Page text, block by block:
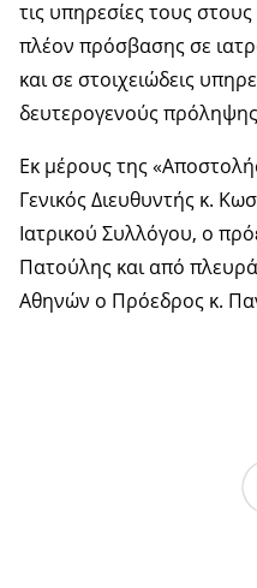
τις υπηρεσίες τους
πλέον πρόσβασης σε
και σε στοιχειώδεις
δευτερογενούς
Εκ μέρους της
Γενικός Διευθυντής κ.
Ιατρικού Συλλόγου, ο
Πατούλης και από
Αθηνών ο Πρόεδρος κ.